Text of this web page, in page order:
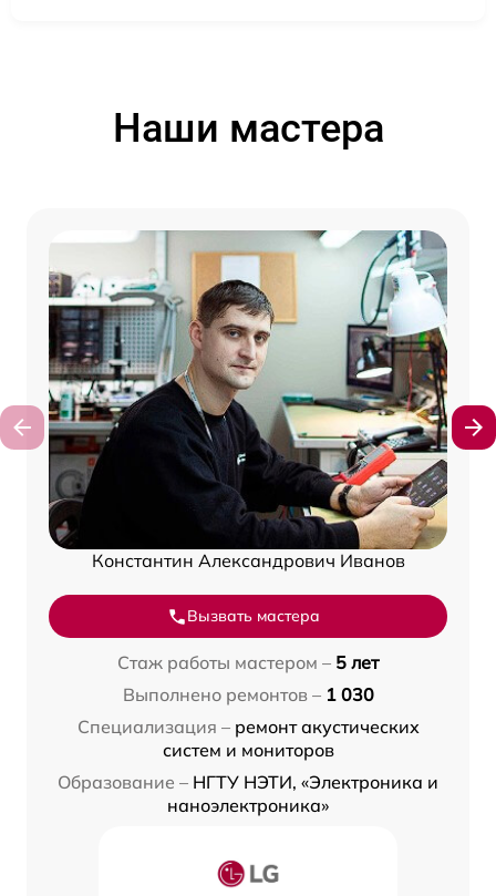
Наши мастера
Константин Александрович Иванов
Вызвать мастера
Стаж работы мастером – 5 лет
Выполнено ремонтов – 1 030
Специализация – ремонт акустических
систем и мониторов
Образование – НГТУ НЭТИ, «Электроника и
наноэлектроника»